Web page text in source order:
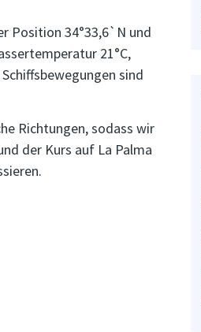
Position 34°33,6`N und
21°C,
sind
Richtungen, sodass wir
der Kurs auf La Palma